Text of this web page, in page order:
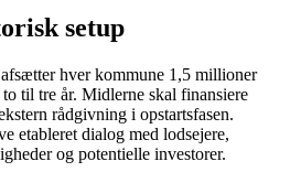
setup
hver kommune 1,5 millioner
til tre år. Midlerne skal finansiere
rådgivning i opstartsfasen.
etableret dialog med lodsejere,
og potentielle investorer.